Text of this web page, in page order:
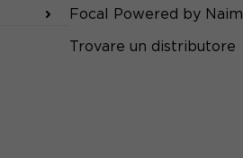
Focal Powered by Naim
Trovare un distributore